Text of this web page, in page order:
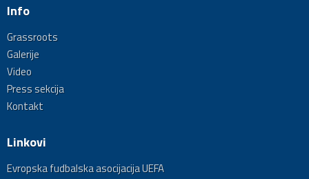
Info
Grassroots
Galerije
Video
Press sekcija
Kontakt
Linkovi
Evropska fudbalska asocijacija UEFA